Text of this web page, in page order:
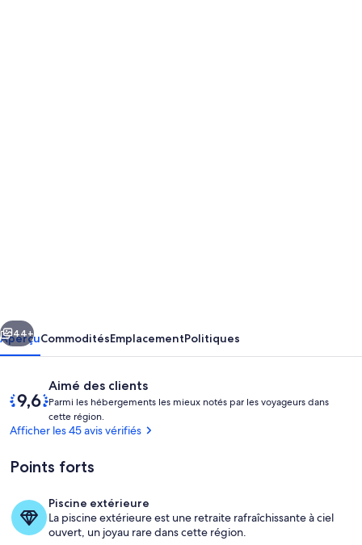
bedroom
vacation
home
ski-
in/out
Suivant
44+
AperçuCommoditésEmplacementPolitiques
Aimé des clients
9,6
sur
10,
Aimé
clients
Parmi les hébergements les mieux notés par les voyageurs dans
cette région.
a
l
e
s
Afficher les 45 avis vérifiés
Points forts
Piscine extérieure
La piscine extérieure est une retraite rafraîchissante à ciel
ouvert, un joyau rare dans cette région.